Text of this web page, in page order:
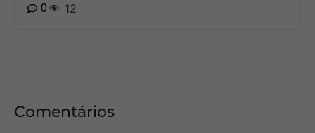
0
12
Comentários